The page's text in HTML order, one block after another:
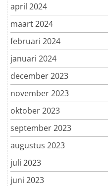
april 2024
maart 2024
februari 2024
januari 2024
december 2023
november 2023
oktober 2023
september 2023
augustus 2023
juli 2023
juni 2023